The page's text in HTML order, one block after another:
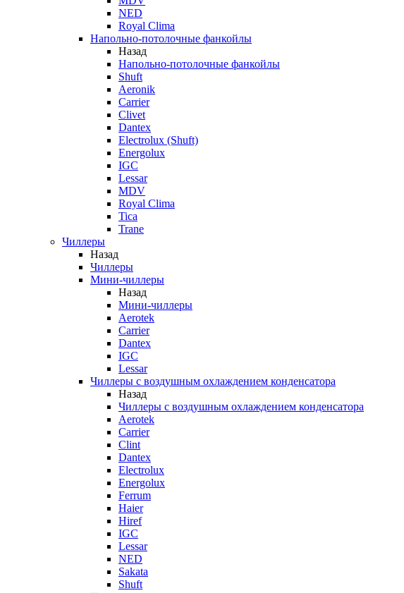
NED
Royal Clima
Напольно-потолочные фанкойлы
Назад
Напольно-потолочные фанкойлы
Shuft
Aeronik
Carrier
Clivet
Dantex
Electrolux (Shuft)
Energolux
IGC
Lessar
MDV
Royal Clima
Tica
Trane
Чиллеры
Назад
Чиллеры
Мини-чиллеры
Назад
Мини-чиллеры
Aerotek
Carrier
Dantex
IGC
Lessar
Чиллеры с воздушным охлаждением конденсатора
Назад
Чиллеры с воздушным охлаждением конденсатора
Aerotek
Carrier
Clint
Dantex
Electrolux
Energolux
Ferrum
Haier
Hiref
IGC
Lessar
NED
Sakata
Shuft